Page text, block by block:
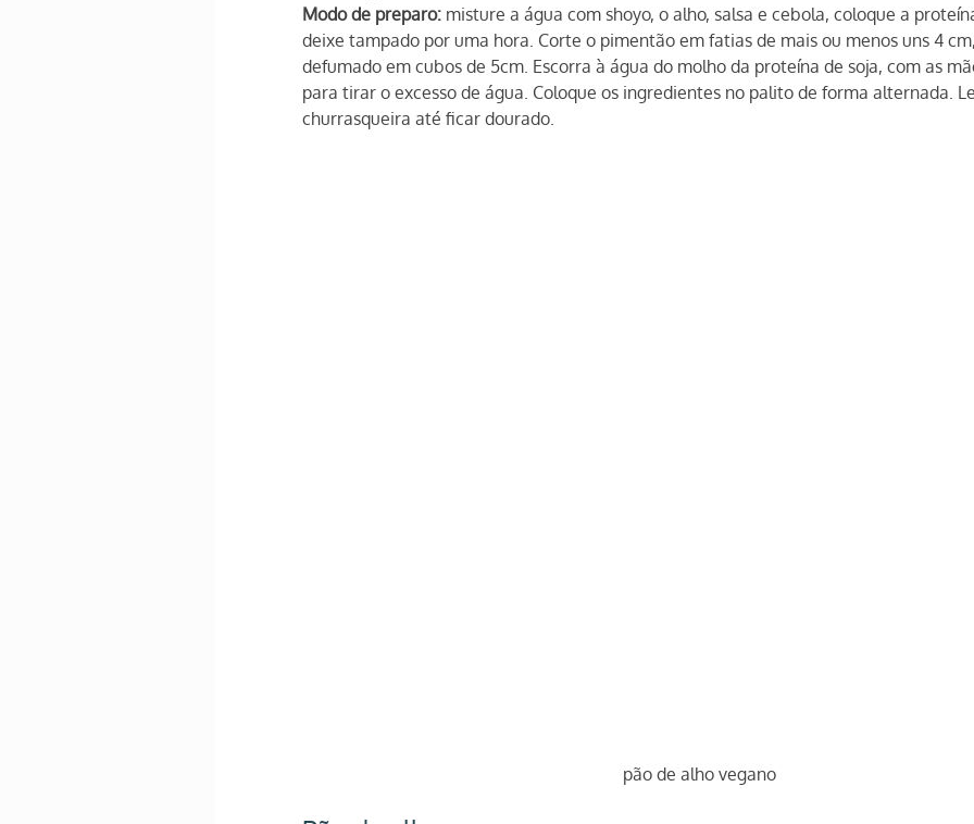
Modo de preparo: misture a água com shoyo, o alho, salsa e cebola, coloque a
deixe tampado por uma hora. Corte o pimentão em fatias de mais ou menos uns 4
defumado em cubos de 5cm. Escorra à água do molho da proteína de soja, com as
para tirar o excesso de água. Coloque os ingredientes no palito de forma alternada.
churrasqueira até ficar dourado.
pão de alho vegano